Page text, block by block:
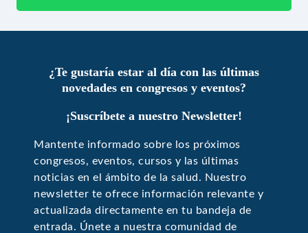
¿Te gustaría estar al día con las últimas
novedades en congresos y eventos?
¡Suscríbete a nuestro Newsletter!
Mantente informado sobre los próximos
congresos, eventos, cursos y las últimas
noticias en el ámbito de la salud. Nuestro
newsletter te ofrece información relevante y
actualizada directamente en tu bandeja de
entrada. Únete a nuestra comunidad de